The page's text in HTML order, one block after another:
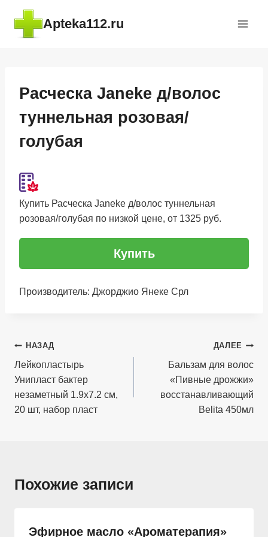
Перейти
содержимому
Apteka112.ru
Расческа Janeke д/волос
туннельная розовая/
голубая
Купить Расческа Janeke д/волос туннельная
розовая/голубая по низкой цене, от 1325 руб.
Купить
Производитель: Джорджио Янеке Срл
Навигация
по
записям
НАЗАД
Лейкопластырь
Унипласт бактер
незаметный 1.9х7.2 см,
20 шт, набор пласт
ДАЛЕЕ
Бальзам для волос
«Пивные дрожжи»
восстанавливающий
Belita 450мл
Похожие записи
Эфирное масло «Ароматерапия»